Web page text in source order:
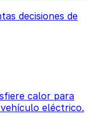
decisiones de
calor para
eléctrico.